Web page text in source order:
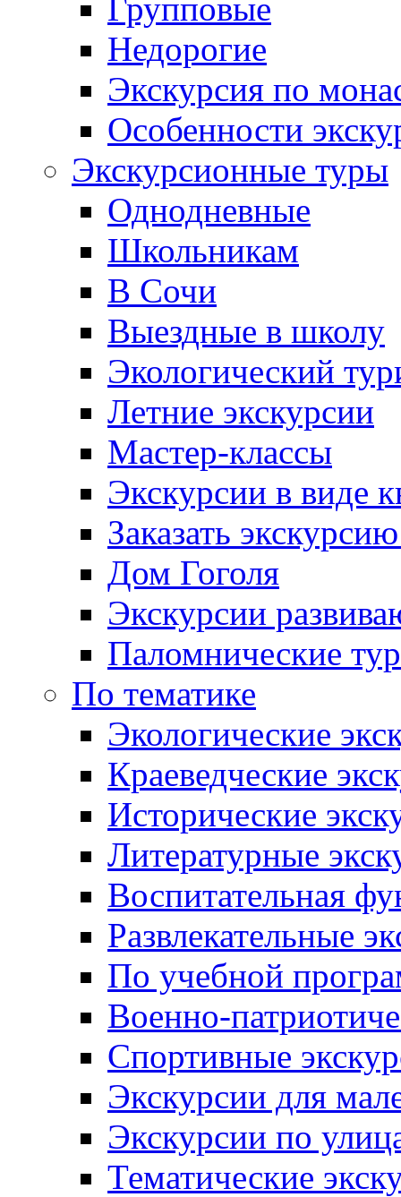
Групповые
Недорогие
Экскурсия по
Особенности
Экскурсионные туры
Однодневные
Школьникам
В Сочи
Выездные в школу
Экологический
Летние экскурсии
Мастер-классы
Экскурсии в виде
Заказать
Дом Гоголя
Экскурсии
Паломнические
По тематике
Экологические
Краеведческие
Исторические
Литературные
Воспитательная
Развлекательные
По учебной
Военно-
Спортивные
Экскурсии для
Экскурсии по
Тематические